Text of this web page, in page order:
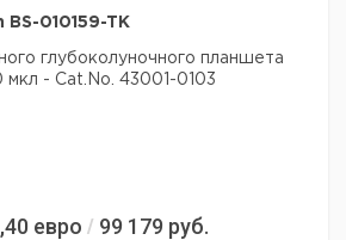
BS-010159-TK
глубоколуночного планшета
- Cat.No. 43001-0103
евро / 99 179 руб.